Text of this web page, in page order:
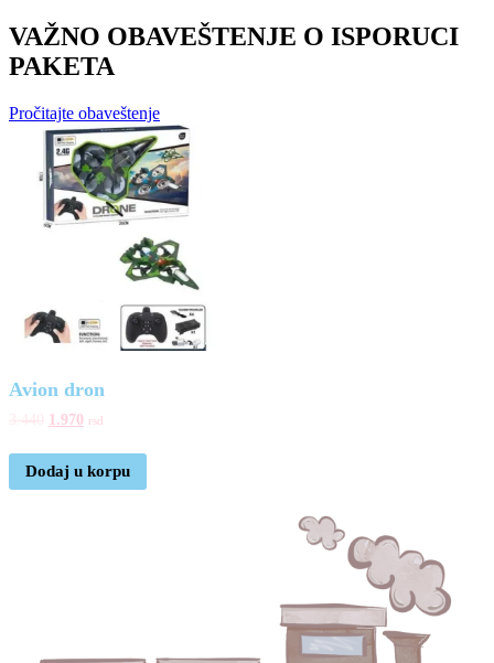
VAŽNO OBAVEŠTENJE O ISPORUCI
PAKETA
Pročitajte obaveštenje
Avion dron
1.970 rsd
Dodaj u korpu